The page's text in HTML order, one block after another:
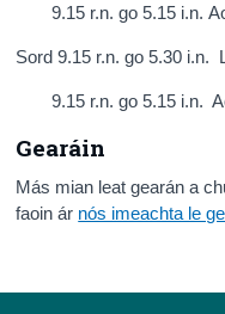
9.15 r.n. go 5.15 i.n.
Sord 9.15 r.n. go 5.30 i.n.
9.15 r.n. go 5.15 i.n.
Gearáin
Más mian leat gearán a
faoin ár nós imeachta le